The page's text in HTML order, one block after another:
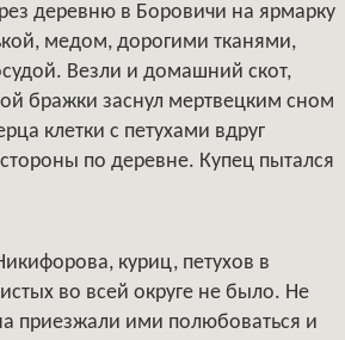
деревню в Боровичи на ярмарку
медом, дорогими тканями,
Везли и домашний скот,
бражки заснул мертвецким сном
клетки с петухами вдруг
по деревне. Купец пытался
куриц, петухов в
во всей округе не было. Не
приезжали ими полюбоваться и